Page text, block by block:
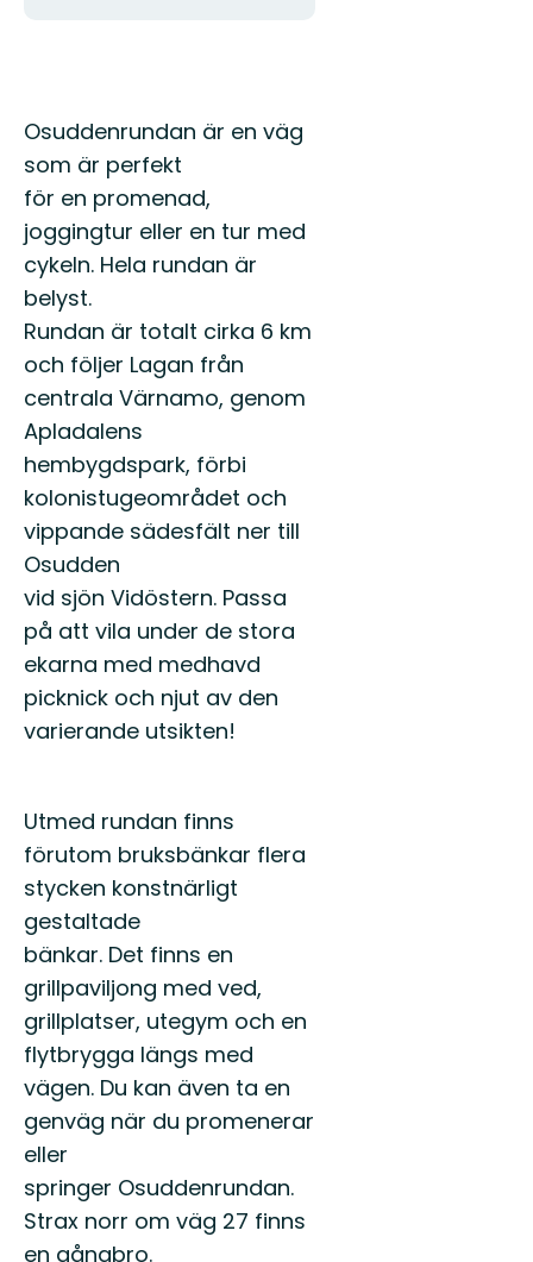
Beskrivning
Osuddenrundan är en väg
som är perfekt
för en promenad,
joggingtur eller en tur med
cykeln. Hela rundan är
belyst.
Rundan är totalt cirka 6 km
och följer Lagan från
centrala Värnamo, genom
Apladalens
hembygdspark, förbi
kolonistugeområdet och
vippande sädesfält ner till
Osudden
vid sjön Vidöstern. Passa
på att vila under de stora
ekarna med medhavd
picknick och njut av den
varierande utsikten!
Utmed rundan finns
förutom bruksbänkar flera
stycken konstnärligt
gestaltade
bänkar. Det finns en
grillpaviljong med ved,
grillplatser, utegym och en
flytbrygga längs med
vägen. Du kan även ta en
genväg när du promenerar
eller
springer Osuddenrundan.
Strax norr om väg 27 finns
en gångbro.